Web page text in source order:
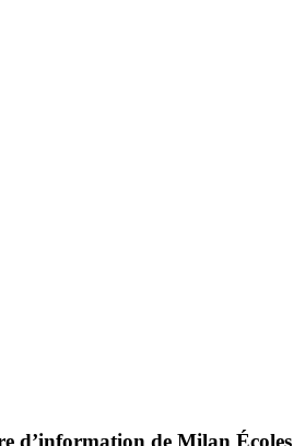
d’information de Milan Écoles